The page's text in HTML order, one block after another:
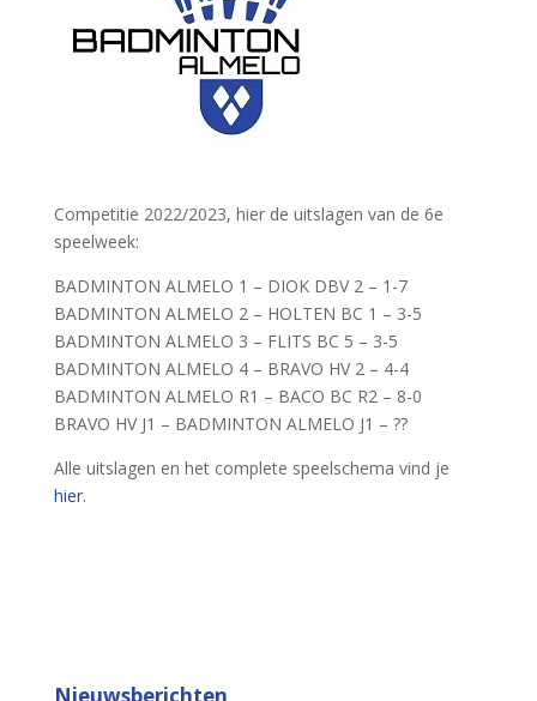
Competitie 2022/2023, hier de uitslagen van de 6e
speelweek:
BADMINTON ALMELO 1 – DIOK DBV 2 – 1-7
BADMINTON ALMELO 2 – HOLTEN BC 1 – 3-5
BADMINTON ALMELO 3 – FLITS BC 5 – 3-5
BADMINTON ALMELO 4 – BRAVO HV 2 – 4-4
BADMINTON ALMELO R1 – BACO BC R2 – 8-0
BRAVO HV J1 – BADMINTON ALMELO J1 – ??
Alle uitslagen en het complete speelschema vind je
hier.